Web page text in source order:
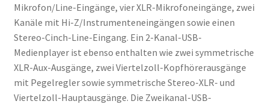
Mikrofon/Line-Eingänge, vier XLR-Mikrofoneingänge, zwei
Kanäle mit Hi-Z/Instrumenteneingängen sowie einen
Stereo-Cinch-Line-Eingang. Ein 2-Kanal-USB-
Medienplayer ist ebenso enthalten wie zwei symmetrische
XLR-Aux-Ausgänge, zwei Viertelzoll-Kopfhörerausgänge
mit Pegelregler sowie symmetrische Stereo-XLR- und
Viertelzoll-Hauptausgänge. Die Zweikanal-USB-